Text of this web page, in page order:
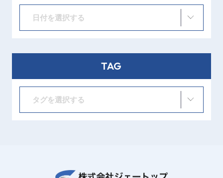
日付を選択する
TAG
タグを選択する